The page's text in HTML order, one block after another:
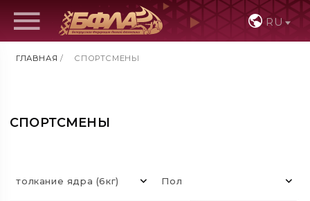
RU
ГЛАВНАЯ / СПОРТСМЕНЫ
СПОРТСМЕНЫ
толкание ядра (6кг) Пол